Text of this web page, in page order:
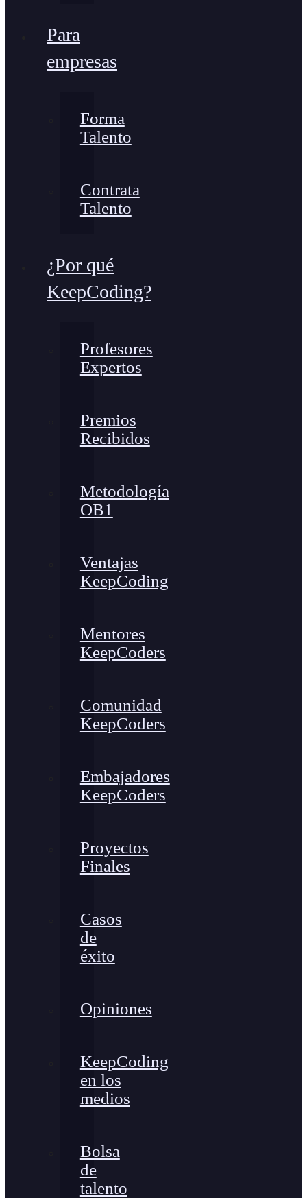
Para
empresas
Forma
Talento
Contrata
Talento
¿Por qué
KeepCoding?
Profesores
Expertos
Premios
Recibidos
Metodología
OB1
Ventajas
KeepCoding
Mentores
KeepCoders
Comunidad
KeepCoders
Embajadores
KeepCoders
Proyectos
Finales
Casos
de
éxito
Opiniones
KeepCoding
en los
medios
Bolsa
de
talento